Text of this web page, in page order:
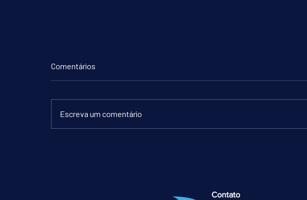
Doenças do Trabalho
Comentários
Escreva um comentário
Contato